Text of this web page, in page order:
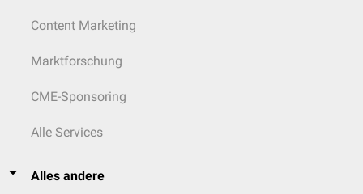
Content Marketing
Marktforschung
CME-Sponsoring
Alle Services
Alles andere